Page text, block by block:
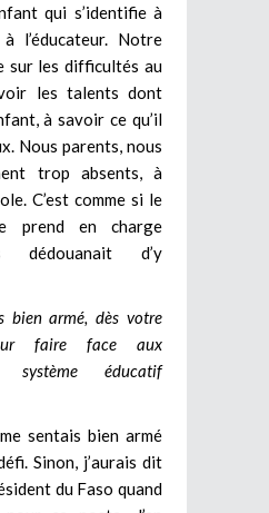
qui s’identifie à
l’éducateur. Notre
sur les difficultés au
les talents dont
à savoir ce qu’il
Nous parents, nous
trop absents, à
C’est comme si le
prend en charge
dédouanait d’y
bien armé, dès votre
faire face aux
système éducatif
sentais bien armé
Sinon, j’aurais dit
du Faso quand